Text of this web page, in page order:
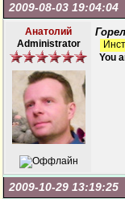
2009-08-03 19:04:04
Анатолий
Administrator
You
2009-10-29 13:19:25